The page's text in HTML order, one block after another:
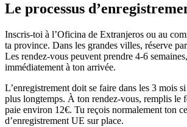
Le processus
Inscris-toi à l’Oficina de Extranjeros ou au
ta province. Dans les grandes villes, réserve
Les rendez-vous peuvent prendre 4-6
immédiatement à ton arrivée.
L’enregistrement doit se faire dans les 3 mois
plus longtemps. À ton rendez-vous, remplis le
paie environ 12€. Tu reçois normalement ton
d’enregistrement UE sur place.